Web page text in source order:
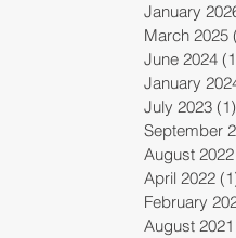
January
March 2025
June 2024
January
July 2023 (1)
September
August 2022
April 2022
February
August 2021